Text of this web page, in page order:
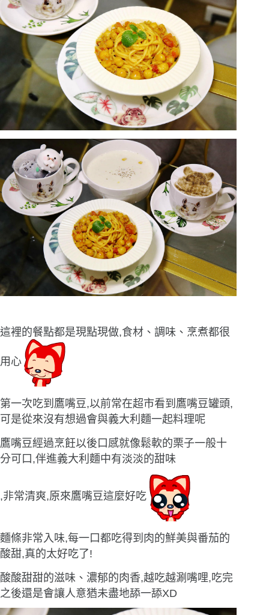
這裡的餐點都是現點現做,食材、調味、烹煮都很
用心
第一次吃到鷹嘴豆,以前常在超市看到鷹嘴豆罐頭,
可是從來沒有想過會與義大利麵一起料理呢
鷹嘴豆經過烹飪以後口感就像鬆軟的栗子一般十
分可口,伴進義大利麵中有淡淡的甜味
,非常清爽,原來鷹嘴豆這麼好吃
麵條非常入味,每一口都吃得到肉的鮮美與番茄的
酸甜,真的太好吃了!
酸酸甜甜的滋味、濃郁的肉香,越吃越涮嘴哩,吃完
之後還是會讓人意猶未盡地舔一舔XD